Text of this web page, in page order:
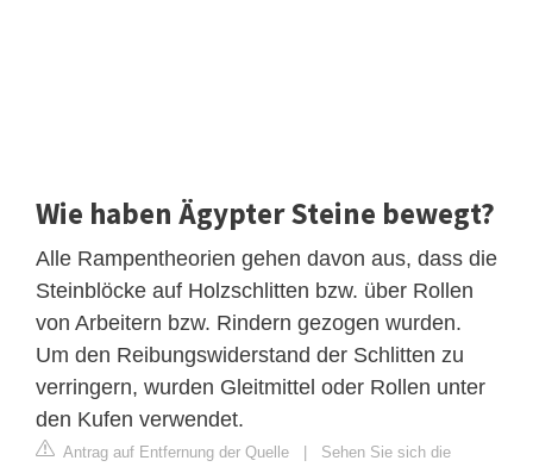
Wie haben Ägypter Steine bewegt?
Alle Rampentheorien gehen davon aus, dass die
Steinblöcke auf Holzschlitten bzw. über Rollen
von Arbeitern bzw. Rindern gezogen wurden.
Um den Reibungswiderstand der Schlitten zu
verringern, wurden Gleitmittel oder Rollen unter
den Kufen verwendet.
Antrag auf Entfernung der Quelle
Sehen Sie sich die